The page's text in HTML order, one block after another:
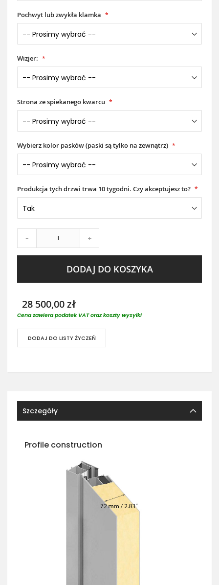
Pochwyt lub zwykła klamka
Wizjer:
Strona ze spiekanego kwarcu
Wybierz kolor pasków (paski są tylko na zewnątrz)
Produkcja tych drzwi trwa 10 tygodni. Czy akceptujesz to?
- +
DODAJ DO KOSZYKA
28 500,00 zł
Cena zawiera podatek VAT oraz koszty wysyłki
DODAJ DO LISTY ŻYCZEŃ
Szczegóły